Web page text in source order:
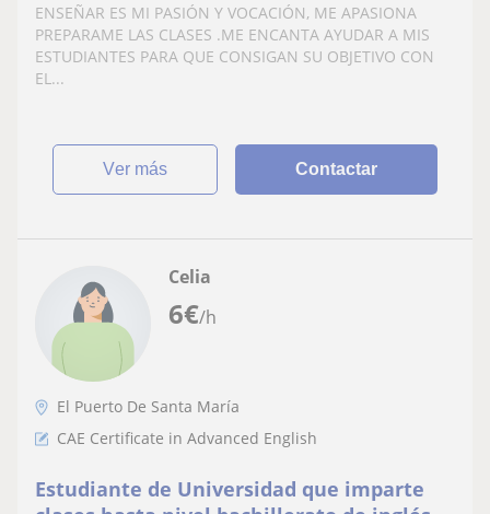
ENSEÑAR ES MI PASIÓN Y VOCACIÓN, ME APASIONA
PREPARAME LAS CLASES .ME ENCANTA AYUDAR A MIS
ESTUDIANTES PARA QUE CONSIGAN SU OBJETIVO CON
EL...
ver más Contactar
6€/h
Celia
El Puerto De Santa María
CAE Certificate in Advanced English
Estudiante de Universidad que imparte